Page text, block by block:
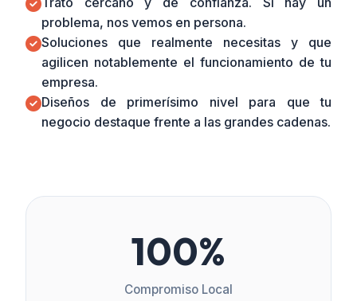
problema, nos vemos en persona.
Soluciones que realmente necesitas y que
agilicen notablemente el funcionamiento de tu
empresa.
Diseños de primerísimo nivel para que tu
negocio destaque frente a las grandes cadenas.
100%
Compromiso Local